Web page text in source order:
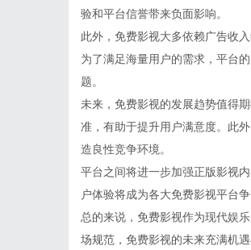
验和平台信誉带来负面影响。
此外，免费影视大多依赖广告收
为了满足海量用户的需求，平台
题。
未来，免费影视的发展趋势值得
准，有助于提升用户满意度。此
造良性竞争环境。
平台之间将进一步加强正版影视
户体验将成为各大免费影视平台
总的来说，免费影视作为现代娱
场规范，免费影视的未来充满机